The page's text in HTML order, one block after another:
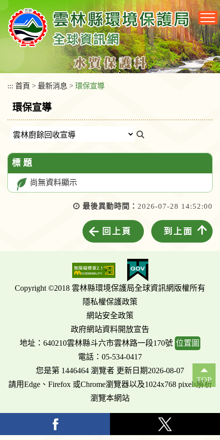
要
區
::: 首頁 > 最新消息 > 環保宣導
環保宣導
標 題
尚無資料顯示
最後異動時間： 2026-07-28 14:52:00
回上頁 到上面
Copyright ©2018 雲林縣環境保護局全球資訊網版權所有
隱私權保護政策
網站安全政策
政府網站資料開放宣告
地址：640210雲林縣斗六市雲林路一段170號 位置圖
電話：05-534-0417
您是第 1446464 瀏覽者 更新日期2026-08-07
請用Edge、Firefox 或Chrome瀏覽器以及1024x768 pixels解析
瀏覽本網站
TOP